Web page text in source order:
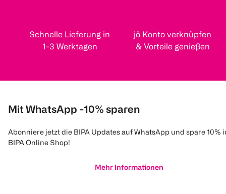
Schnelle Lieferung in
1-3 Werktagen
jö Konto verknüpfen
& Vorteile genießen
Mit WhatsApp -10% sparen
Abonniere jetzt die BIPA Updates auf WhatsApp und spare 10%
BIPA Online Shop!
Mehr Informationen